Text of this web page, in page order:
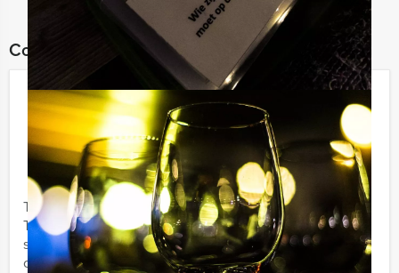
Combineer dit uitje met:
Speurtocht Dinner Urk
Vanaf€ 62,50 p.p. excl. BTW
Vanaf 12 personen ‐ 4 uur en 30 minuten
Tijdens het Speurtocht Dinner arrangement van Holland
Tour Guides zorgen wij dat u de leukste plekjes uit de
stad te zien krijgt. U gaat in groepjes van 5 - 8 personen
op ...